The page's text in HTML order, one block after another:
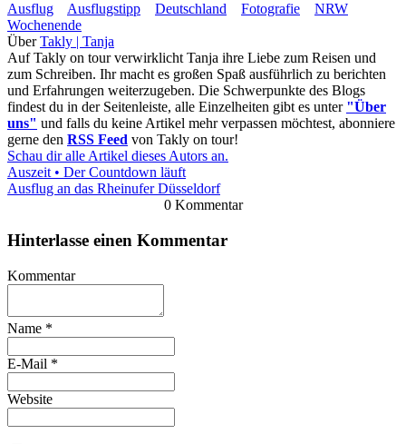
Ausflug Ausflugstipp Deutschland Fotografie
NRW
Wochenende
ÜberTakly | Tanja
Auf Takly on tour verwirklicht Tanja ihre Liebe zum Reisen und
zum Schreiben. Ihr macht es großen Spaß ausführlich zu berichten
und Erfahrungen weiterzugeben. Die Schwerpunkte des Blogs
findest du in der Seitenleiste, alle Einzelheiten gibt es unter "Über
uns" und falls du keine Artikel mehr verpassen möchtest, abonniere
gerne den RSS Feed von Takly on tour!
Schau dir alle Artikel dieses Autors an.
Auszeit • Der Countdown läuft
Ausflug an das Rheinufer Düsseldorf
0 Kommentar
Hinterlasse einen Kommentar
Kommentar
Name *
E-Mail *
Website